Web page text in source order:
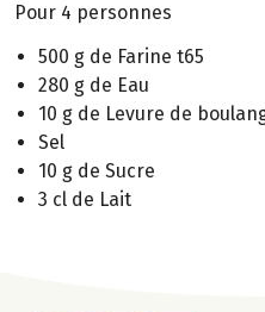
Pour 4 personnes
500 g de Farine t65
280 g de Eau
10 g de Levure de
Sel
10 g de Sucre
3 cl de Lait